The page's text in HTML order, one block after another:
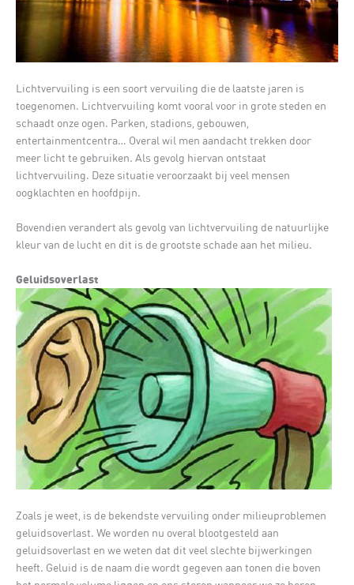
Lichtvervuiling is een soort vervuiling die de laatste jaren is
toegenomen. Lichtvervuiling komt vooral voor in grote steden en
schaadt onze ogen. Parken, stadions, gebouwen,
entertainmentcentra… Overal wil men aandacht trekken door
meer licht te gebruiken. Als gevolg hiervan ontstaat
lichtvervuiling. Deze situatie veroorzaakt bij veel mensen
oogklachten en hoofdpijn.
Bovendien verandert als gevolg van lichtvervuiling de natuurlijke
kleur van de lucht en dit is de grootste schade aan het milieu.
Geluidsoverlast
Zoals je weet, is de bekendste vervuiling onder milieuproblemen
geluidsoverlast. We worden nu overal blootgesteld aan
geluidsoverlast en we weten dat dit veel slechte bijwerkingen
heeft. Geluid is de naam die wordt gegeven aan tonen die boven